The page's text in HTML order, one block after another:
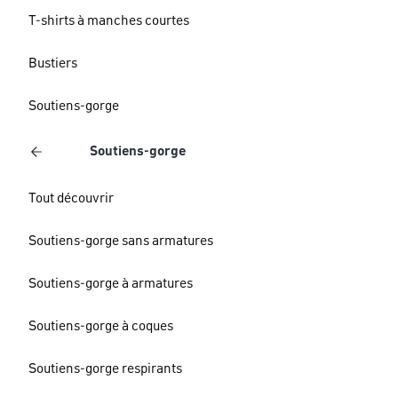
T-shirts à manches courtes
Bustiers
Soutiens-gorge
Soutiens-gorge
Tout découvrir
Soutiens-gorge sans armatures
Soutiens-gorge à armatures
Soutiens-gorge à coques
Soutiens-gorge respirants